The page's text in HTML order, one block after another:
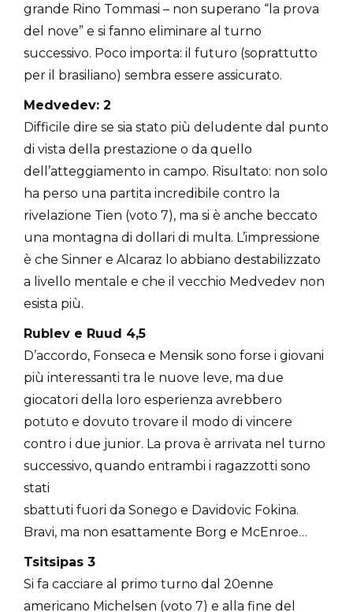
grande Rino Tommasi – non superano “la prova
del nove” e si fanno eliminare al turno
successivo. Poco importa: il futuro (soprattutto
per il brasiliano) sembra essere assicurato.
Medvedev: 2
Difficile dire se sia stato più deludente dal punto
di vista della prestazione o da quello
dell’atteggiamento in campo. Risultato: non solo
ha perso una partita incredibile contro la
rivelazione Tien (voto 7), ma si è anche beccato
una montagna di dollari di multa. L’impressione
è che Sinner e Alcaraz lo abbiano destabilizzato
a livello mentale e che il vecchio Medvedev non
esista più.
Rublev e Ruud 4,5
D’accordo, Fonseca e Mensik sono forse i giovani
più interessanti tra le nuove leve, ma due
giocatori della loro esperienza avrebbero
potuto e dovuto trovare il modo di vincere
contro i due junior. La prova è arrivata nel turno
successivo, quando entrambi i ragazzotti sono
stati
sbattuti fuori da Sonego e Davidovic Fokina.
Bravi, ma non esattamente Borg e McEnroe…
Tsitsipas 3
Si fa cacciare al primo turno dal 20enne
americano Michelsen (voto 7) e alla fine del